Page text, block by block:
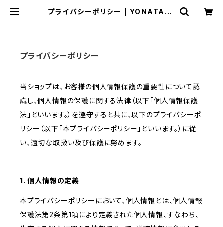
プライバシーポリシー | YONATAN-
プライバシーポリシー
当ショップは、お客様の個人情報保護の重要性について認
識し、個人情報の保護に関する法律（以下「個人情報保護
法」といいます。）を遵守すると共に、以下のプライバシーポ
リシー（以下「本プライバシーポリシー」といいます。）に従
い、適切な取扱い及び保護に努めます。
1. 個人情報の定義
本プライバシーポリシーにおいて、個人情報とは、個人情報
保護法第2条第1項により定義された個人情報、すなわち、